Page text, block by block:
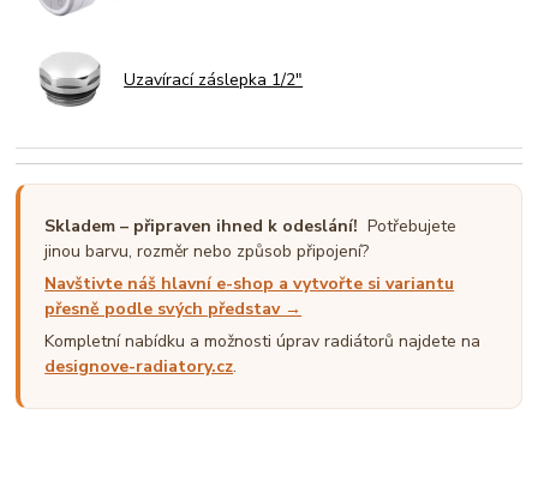
Uzavírací záslepka 1/2"
Skladem – připraven ihned k odeslání! Potřebujete
jinou barvu, rozměr nebo způsob připojení?
Navštivte náš hlavní e-shop a vytvořte si variantu
přesně podle svých představ →
Kompletní nabídku a možnosti úprav radiátorů najdete na
designove-radiatory.cz.